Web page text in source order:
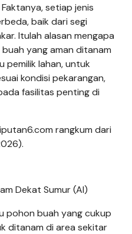
setiap jenis
baik dari segi
Itulah alasan mengapa
yang aman ditanam
lahan, untuk
kondisi pekarangan,
fasilitas penting di
rangkum dari
Dekat Sumur (AI)
pohon buah yang cukup
ditanam di area sekitar